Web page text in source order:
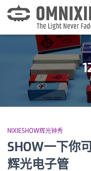
NIXIESHOW辉光钟秀
SHOW一下你
辉光电子管